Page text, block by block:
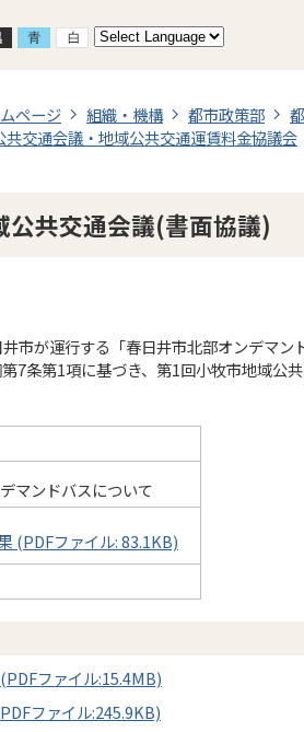
ページ 組織・機構 都市政策部
共交通会議・地域公共交通運賃料金協議会
共交通会議(書面協議)
市が運行する「春日井市北部オンデマ
7条第1項に基づき、第1回小牧市地域公
マンドバスについて
(PDFファイル: 83.1KB)
ファイル:15.4MB)
ファイル:245.9KB)